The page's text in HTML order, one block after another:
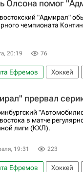
Олсона помог
"Адмирал"
чемпионата
20:19 76
Ефремов Хоккей
Сошников
ХК
прервал
в матче
лиги (КХЛ).
19:31 223
Ефремов Хоккей